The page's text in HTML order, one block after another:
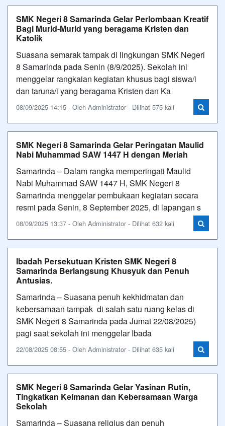
SMK Negeri 8 Samarinda Gelar Perlombaan Kreatif
Bagi Murid-Murid yang beragama Kristen dan
Katolik
Suasana semarak tampak di lingkungan SMK Negeri
8 Samarinda pada Senin (8/9/2025). Sekolah ini
menggelar rangkaian kegiatan khusus bagi siswa/i
dan taruna/i yang beragama Kristen dan Ka
08/09/2025 14:15 - Oleh Administrator - Dilihat 575 kali
SMK Negeri 8 Samarinda Gelar Peringatan Maulid
Nabi Muhammad SAW 1447 H dengan Meriah
Samarinda – Dalam rangka memperingati Maulid
Nabi Muhammad SAW 1447 H, SMK Negeri 8
Samarinda menggelar pembukaan kegiatan secara
resmi pada Senin, 8 September 2025, di lapangan s
08/09/2025 13:37 - Oleh Administrator - Dilihat 632 kali
Ibadah Persekutuan Kristen SMK Negeri 8
Samarinda Berlangsung Khusyuk dan Penuh
Antusias.
Samarinda – Suasana penuh kekhidmatan dan
kebersamaan tampak di salah satu ruang kelas di
SMK Negeri 8 Samarinda pada Jumat 22/08/2025)
pagi saat sekolah ini menggelar Ibada
22/08/2025 08:55 - Oleh Administrator - Dilihat 635 kali
SMK Negeri 8 Samarinda Gelar Yasinan Rutin,
Tingkatkan Keimanan dan Kebersamaan Warga
Sekolah
Samarinda – Suasana religius dan penuh